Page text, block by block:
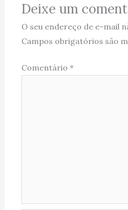
Deixe um
O seu endereço de e-mail
Campos obrigatórios são
Comentário *